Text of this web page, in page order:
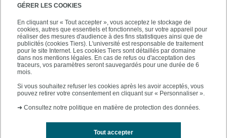
GÉRER LES COOKIES
En cliquant sur « Tout accepter », vous acceptez le stockage de
cookies, autres que essentiels et fonctionnels, sur votre appareil pour
réaliser des mesures d'audience à des fins statistiques ainsi que de
publicités (cookies Tiers). L'université est responsable de traitement
pour le site Internet. Les cookies Tiers sont détaillés par domaine
dans nos mentions légales. En cas de refus ou d'acceptation des
traceurs, vos paramètres seront sauvegardés pour une durée de 6
mois.
Si vous souhaitez refuser les cookies après les avoir acceptés, vous
pouvez retirer votre consentement en cliquant sur « Personnaliser ».
➜ Consultez notre politique en matière de protection des données.
Tout accepter
PRATIQUE
À PROPOS DE L'UPEC
SUIVEZ-NOUS